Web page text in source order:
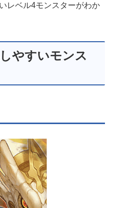
レベル4モンスターがわか
やすいモンス